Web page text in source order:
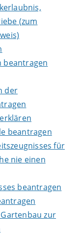
(zum
beantragen
der
beantragen
für
nie einen
beantragen
zur